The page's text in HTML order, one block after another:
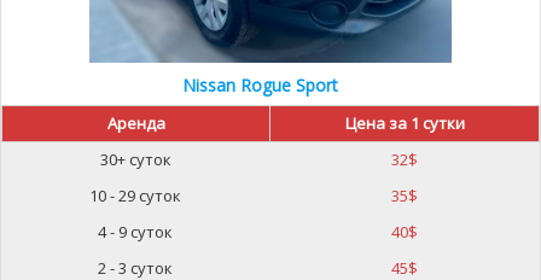
Nissan Rogue Sport
Аренда
Цена за 1 сутки
30+ суток
32$
10 - 29 суток
35$
4 - 9 суток
40$
2 - 3 суток
45$